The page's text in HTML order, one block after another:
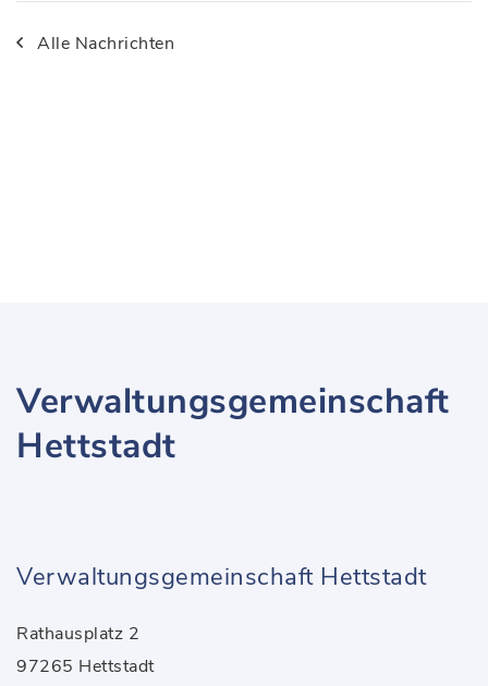
Alle Nachrichten
Verwaltungsgemeinschaft
Hettstadt
Verwaltungsgemeinschaft Hettstadt
Rathausplatz 2
97265 Hettstadt